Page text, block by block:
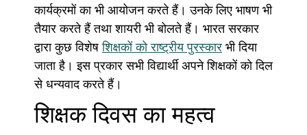
कार्यक्रमों का भी आयोजन करते हैं। उनके लिए भाषण भी
तैयार करते हैं तथा शायरी भी बोलते हैं। भारत सरकार
द्वारा कुछ विशेषशिक्षकों को राष्ट्रीय पुरस्कार भी दिया
जाता है। इस प्रकार सभी विद्यार्थी अपने शिक्षकों को दिल
से धन्यवाद करते हैं।
शिक्षक दिवस का महत्व